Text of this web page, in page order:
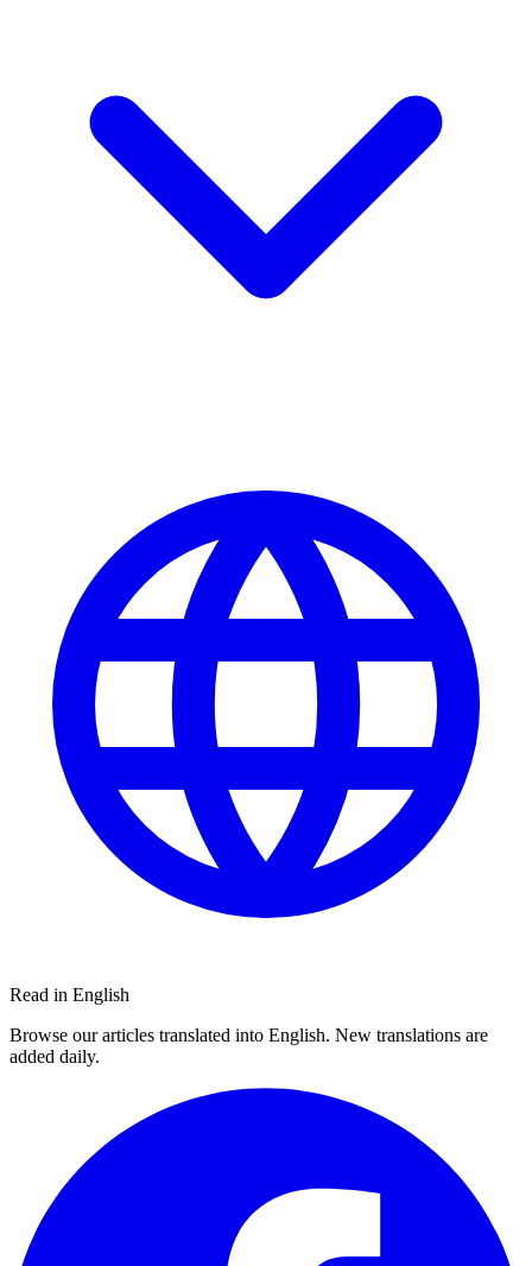
Read in English
Browse our articles translated into English. New translations are
added daily.